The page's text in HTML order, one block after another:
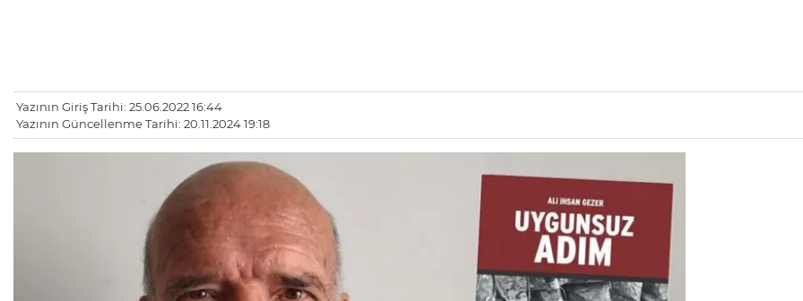
Yazının Giriş Tarihi: 25.06.2022 16:44
Yazının Güncellenme Tarihi: 20.11.2024 19:18